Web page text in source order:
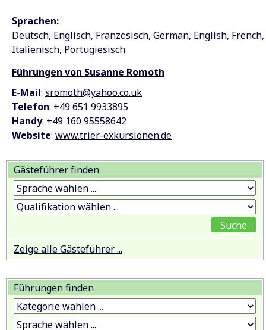
Sprachen:
Deutsch Englisch Französisch German English French
Italienisch Portugiesisch
Führungen von Susanne Romoth
E-Mail: sromoth@yahoo.co.uk
Telefon: +49 651 9933895
Handy: +49 160 95558642
Website: www.trier-exkursionen.de
Gästeführer finden
Zeige alle Gästeführer ...
Führungen finden